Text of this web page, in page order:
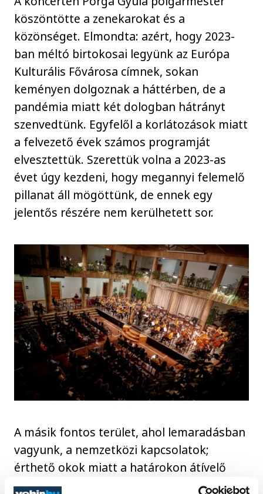
köszöntötte a zenekarokat és a
közönséget. Elmondta: azért, hogy 2023-
ban méltó birtokosai legyünk az Európa
Kulturális Fővárosa címnek, sokan
keményen dolgoznak a háttérben, de a
pandémia miatt két dologban hátrányt
szenvedtünk. Egyfelől a korlátozások miatt
a felvezető évek számos programját
elvesztettük. Szerettük volna a 2023-as
évet úgy kezdeni, hogy megannyi felemelő
pillanat áll mögöttünk, de ennek egy
jelentős részére nem kerülhetett sor.
A másik fontos terület, ahol lemaradásban
vagyunk, a nemzetközi kapcsolatok;
érthető okok miatt a határokon átívelő
személyes találkozások lehetősége egy